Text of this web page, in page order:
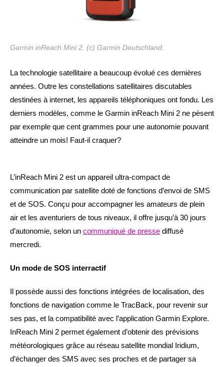
Garmin inReach Mini 2. (c) Garmin Deutschland.
La technologie satellitaire a beaucoup évolué ces dernières
années. Outre les constellations satellitaires discutables
destinées à internet, les appareils téléphoniques ont fondu. Les
derniers modèles, comme le Garmin inReach Mini 2 ne pèsent
par exemple que cent grammes pour une autonomie pouvant
atteindre un mois! Faut-il craquer?
L’inReach Mini 2 est un appareil ultra-compact de
communication par satellite doté de fonctions d’envoi de SMS
et de SOS. Conçu pour accompagner les amateurs de plein
air et les aventuriers de tous niveaux, il offre jusqu’à 30 jours
d’autonomie, selon un communiqué de presse diffusé
mercredi.
Un mode de SOS interractif
Il possède aussi des fonctions intégrées de localisation, des
fonctions de navigation comme le TracBack, pour revenir sur
ses pas, et la compatibilité avec l’application Garmin Explore.
InReach Mini 2 permet également d’obtenir des prévisions
météorologiques grâce au réseau satellite mondial Iridium,
d’échanger des SMS avec ses proches et de partager sa